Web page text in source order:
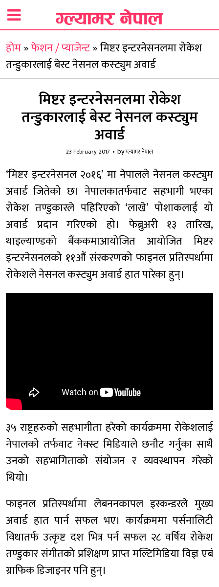
होम»फेशन / प्याजेन्ट»मिष्टर इन्टरनेसनलमा रोकेश
तन्डुकारलाई बेस्ट नेसनल कस्ट्युम अवार्ड
मिष्टर इन्टरनेसनलमा रोकेश
तन्डुकारलाई बेस्ट नेसनल कस्ट्युम
अवार्ड
23 February, 2017 byग्ल्यामर नेपाल
‘मिष्टर इन्टरनेसनल २०१६’ मा नेपालले नेसनल कस्ट्युम
अवार्ड जितेको छ। नेपालकातर्फवाट सहभागी भएका
रोकेश तण्डुकारले पहिरिएको ‘लाखे’ पोशाकलाई यो
अवार्ड प्रदान गरिएको हो। फेब्रुअरी १३ तारिख,
थाइल्याण्डको बैंककमाआयोजित आयोजित मिष्टर
इन्टरनेसनलको ११औं संस्करणको फाइनल प्रतिस्पर्धामा
रोकेशले नेसनल कस्ट्युम अवार्ड हात पारेका हुन्।
३५ राष्ट्रहरुको सहभागीता हरेको कार्यक्रममा रोकेशलाई
नेपालको तर्फवाट नेक्स्ट मिडियाले छनौट गर्नुका साथै
उनको सहभागिताको संयोजन र व्यवस्थापन गरेको
थियो।
फाइनल प्रतिस्पर्धामा लेबननकापल इस्कन्डरले मुख्य
अवार्ड हात पार्न सफल भए। कार्यक्रममा पर्सनालिटी
विधातर्फ उत्कृष्ट दश भित्र पर्न सफल २८ वर्षिय रोकेश
तण्डुकार संगीतको प्रशिक्षण प्राप्त मल्टिमिडिया विज्ञ एबं
ग्राफिक डिजाइनर पनि हुन्।